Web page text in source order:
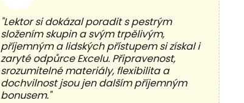
"Lektor si dokázal poradit s pestrým
složením skupin a svým trpělivým,
příjemným a lidských přístupem si získal i
zaryté odpůrce Excelu. Připravenost,
srozumitelné materiály, flexibilita a
dochvilnost jsou jen dalším příjemným
bonusem."